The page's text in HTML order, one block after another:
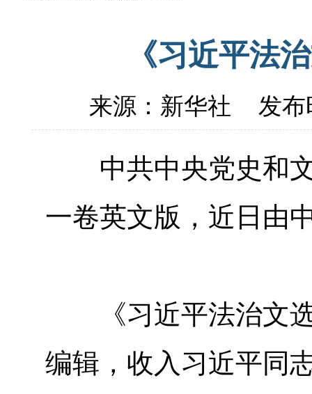
《习近平法
来源：新华社 发布
中共中央党史和文
一卷英文版，近日由
《习近平法治文选
编辑，收入习近平同